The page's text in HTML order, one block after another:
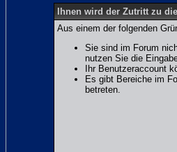
Ihnen wird der Zutritt zu
Aus einem der folgenden
Sie sind im Forum
nutzen Sie die
Ihr Benutzeraccount
Es gibt Bereiche im
betreten.